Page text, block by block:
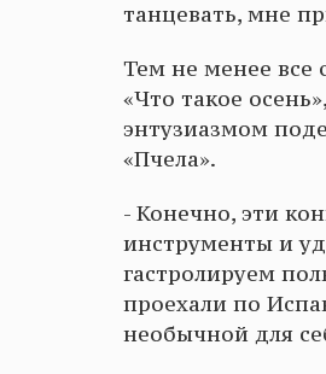
танцевать, мне
Тем не менее все
«Что такое
энтузиазмом
«Пчела».
- Конечно, эти
инструменты и
гастролируем
проехали по
необычной для